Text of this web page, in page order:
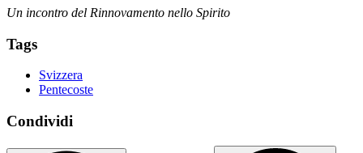
Un incontro del Rinnovamento nello Spirito
Tags
Svizzera
Pentecoste
Condividi